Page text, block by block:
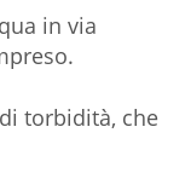
in via
torbidità, che